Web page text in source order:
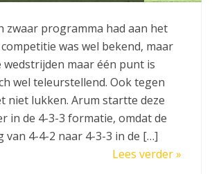
zwaar programma had aan het
was wel bekend, maar
wedstrijden maar één punt is
wel teleurstellend. Ook tegen
niet lukken. Arum startte deze
in de 4-3-3 formatie, omdat de
van 4-4-2 naar 4-3-3 in de […]
Lees verder »